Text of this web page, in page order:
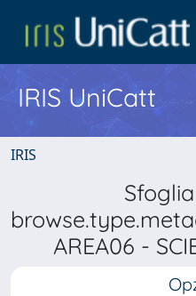
IRIS UniCatt
IRIS
AREA06 -